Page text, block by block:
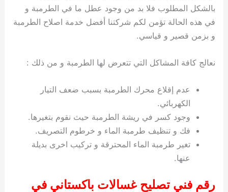
بالشكل المطلوب فلا بد من وجود عطل ما في الطرمبة و
في هذه الحالة تؤمن لكم شركتنا أفضل خدمة اصلاح الطرمبة
و بزمن قصير و قياسي.
نعالج كافة المشاكل التي تتعرض لها الطرمبة و من ذلك :
عدم إقلاع محرك الطرمبة بسبب ضعف التيار
الكهربائي.
وجود كسر في ريشة الطرمبة حيث نقوم بتغيرها.
فك و تنظيف طرمبة الماء و خرطوم التصريف.
تغير طرمبة الماء المحترقة و تركيب اخرى بديلة
عنها.
رقم فني تصليح غسالات باكستاني في